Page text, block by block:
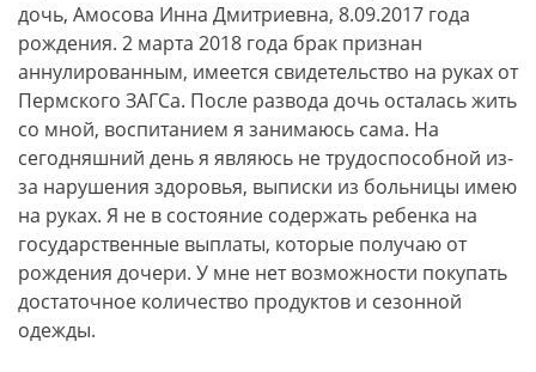
дочь, Амосова Инна Дмитриевна, 8.09.2017 года
рождения. 2 марта 2018 года брак признан
аннулированным, имеется свидетельство на руках от
Пермского ЗАГСа. После развода дочь осталась жить
со мной, воспитанием я занимаюсь сама. На
сегодняшний день я являюсь не трудоспособной из-
за нарушения здоровья, выписки из больницы имею
на руках. Я не в состояние содержать ребенка на
государственные выплаты, которые получаю от
рождения дочери. У мне нет возможности покупать
достаточное количество продуктов и сезонной
одежды.